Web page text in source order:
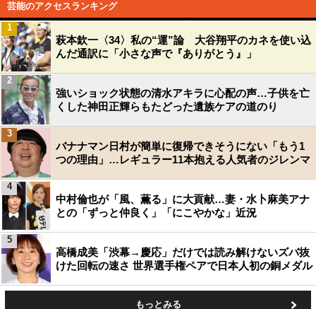
芸能のアクセスランキング
萩本欽一〈34〉私の“運”論 大谷翔平のカネを使い込
んだ通訳に「小さな声で『ありがとう』」
1
強いショック状態の清水アキラに心配の声…子供を亡
くした神田正輝らもたどった遺族ケアの道のり
2
バナナマン日村が簡単に復帰できそうにない「もう1
つの理由」…レギュラー11本抱える人気者のジレンマ
3
中村倫也が「風、薫る」に大貢献…妻・水卜麻美アナ
との「ずっと仲良く」「にこやかな」近況
4
高橋成美「渋幕→慶応」だけでは読み解けないズバ抜
けた回転の速さ 世界選手権ペアで日本人初の銅メダル
5
もっとみる